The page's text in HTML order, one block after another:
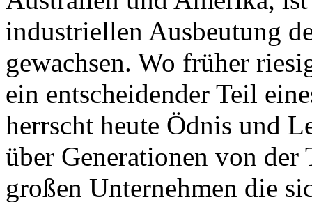
industriellen Ausbeutung
gewachsen. Wo früher
ein entscheidender Teil
herrscht heute Ödnis und
über Generationen von
großen Unternehmen die